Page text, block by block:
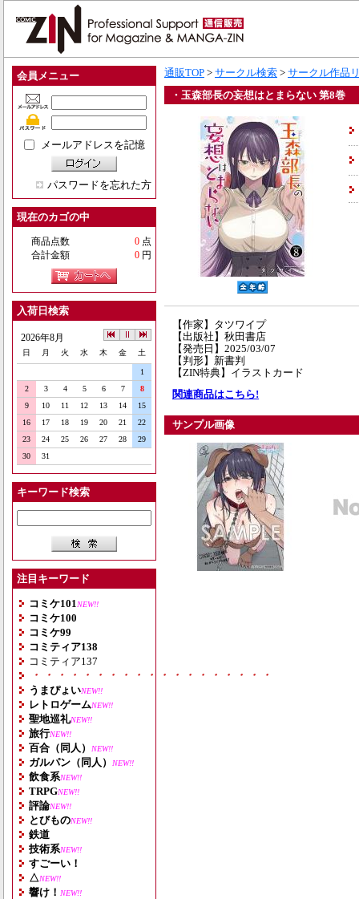
会員メニュー
メールアドレスを記憶
パスワードを忘れた方
現在のカゴの中
商品点数 0 点
合計金額
0 円
入荷日検索
2026年8月
日 月 火 水 木 金 土
1
2
3 4 5 6 7
8
9
10 11 12 13 14
15
16
17 18 19 20 21
22
23
24 25 26 27 28
29
30
31
キーワード検索
注目キーワード
コミケ101 NEW!!
コミケ100
コミケ99
コミティア138
コミティア137
・・・・・・・・・・・・・・・・・・・
うまぴょいNEW!!
レトロゲームNEW!!
聖地巡礼NEW!!
旅行NEW!!
百合（同人） NEW!!
ガルパン（同人） NEW!!
飲食系NEW!!
TRPGNEW!!
評論NEW!!
とびものNEW!!
鉄道
技術系NEW!!
すごーい！
△NEW!!
響け！ NEW!!
通販TOP > サークル検索 > サークル作品
・玉森部長の妄想はとまらない 第8巻
【作家】タツワイプ
【出版社】秋田書店
【発売日】2025/03/07
【判形】新書判
【ZIN特典】イラストカード
関連商品はこちら!
サンプル画像